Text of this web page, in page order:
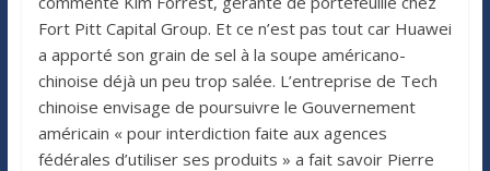
Fort Pitt Capital Group. Et ce n’est pas tout car Huawei
a apporté son grain de sel à la soupe américano-
chinoise déjà un peu trop salée. L’entreprise de Tech
chinoise envisage de poursuivre le Gouvernement
américain « pour interdiction faite aux agences
fédérales d’utiliser ses produits » a fait savoir Pierre